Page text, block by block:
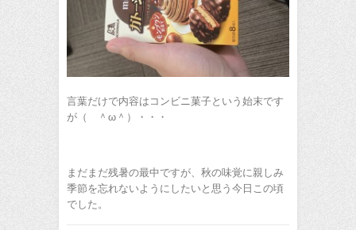
言葉だけで内容はコンビニ菓子という始末です
が（ ＾ω＾）・・・
まだまだ残暑の最中ですが、秋の味覚に親しみ
季節を忘れないようにしたいと思う今日この頃
でした。